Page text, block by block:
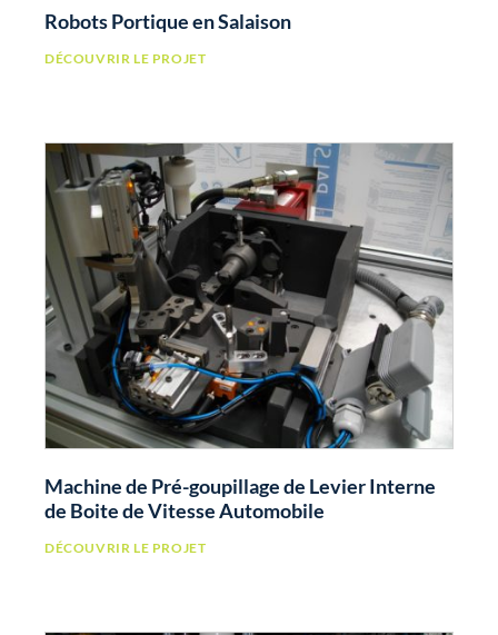
Robots Portique en Salaison
DÉCOUVRIR LE PROJET
Machine de Pré-goupillage de Levier Interne
de Boite de Vitesse Automobile
DÉCOUVRIR LE PROJET